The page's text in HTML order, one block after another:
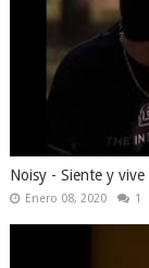
Noisy - Siente y vive
Enero 08, 2020 1